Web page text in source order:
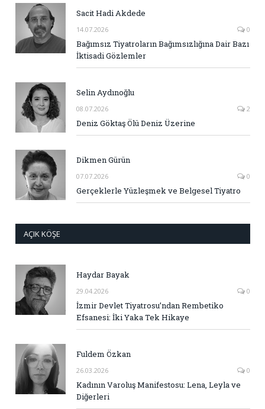
Sacit Hadi Akdede
14.07.2026 0
Bağımsız Tiyatroların Bağımsızlığına Dair Bazı
İktisadi Gözlemler
Selin Aydınoğlu
08.07.2026 2
Deniz Göktaş Ölü Deniz Üzerine
Dikmen Gürün
07.07.2026 0
Gerçeklerle Yüzleşmek ve Belgesel Tiyatro
AÇIK KÖŞE
Haydar Bayak
29.04.2026 0
İzmir Devlet Tiyatrosu’ndan Rembetiko
Efsanesi: İki Yaka Tek Hikaye
Fuldem Özkan
26.03.2026 0
Kadının Varoluş Manifestosu: Lena, Leyla ve
Diğerleri